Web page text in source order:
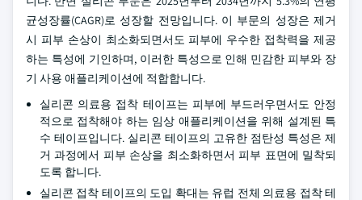
균성장률(CAGR)로 성장할 전망입니다. 이 부문의 성장은 제거
시 피부 손상이 최소화되면서도 피부에 우수한 접착력을 제공
하는 특성에 기인하며, 이러한 특성으로 인해 민감한 피부와 장
기 사용 애플리케이션에 적합합니다.
실리콘 의료용 접착 테이프는 피부에 부드러우면서도 안정
적으로 접착해야 하는 임상 애플리케이션을 위해 설계된 특
수 테이프입니다. 실리콘 테이프의 고유한 점탄성 특성은 제
거 과정에서 피부 손상을 최소화하면서 피부 표면에 밀착되
도록 합니다.
실리콘 접착 테이프의 도입 확대는 유럽 전체 의료용 접착 테